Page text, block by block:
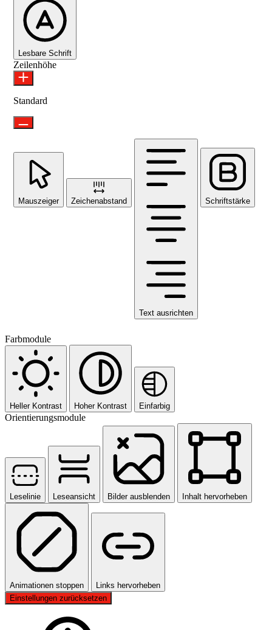
Lesbare Schrift
Zeilenhöhe
Standard
Mauszeiger Zeichenabstand
Text ausrichten
Schriftstärke
Farbmodule
Heller Kontrast Hoher Kontrast Einfarbig
Orientierungsmodule
Leselinie Leseansicht Bilder ausblenden Inhalt hervorheben
Animationen stoppen
Links hervorheben
Einstellungen zurücksetzen